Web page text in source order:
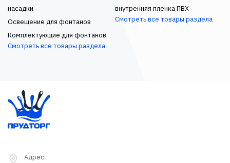
насадки
Освещение для фонтанов
Комплектующие для фонтанов
Смотреть все товары раздела
внутренняя пленка ПВХ
Смотреть все товары раздела
Адрес: